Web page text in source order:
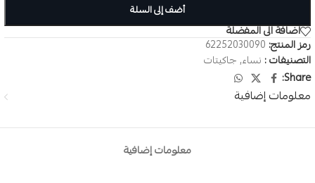
أضف إلى السلة
اضافة الى المفضلة
رمز المنتج: 62252030090
التصنيفات : نساء, جاكيتات
Share:
معلومات إضافية
معلومات إضافية